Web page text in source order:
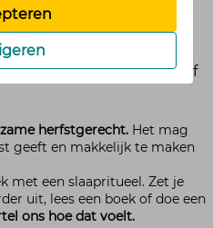
je doet. Kies a, b of
herfstgerecht. Het mag
geeft en makkelijk te maken
met een slaapritueel. Zet je
uit, lees een boek of doe een
ons hoe dat voelt.